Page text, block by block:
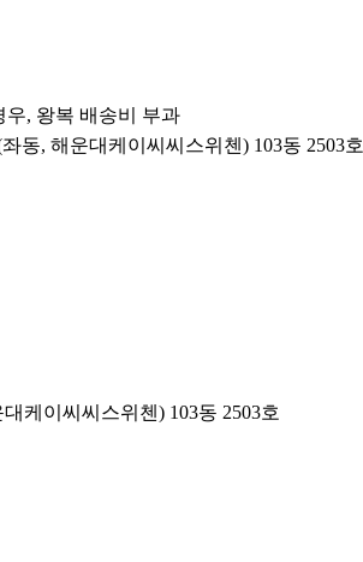
우, 왕복 배송비 부과
동, 해운대케이씨씨스위첸) 103동 2503호
케이씨씨스위첸) 103동 2503호